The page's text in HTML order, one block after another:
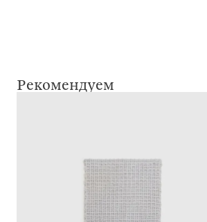
Рекомендуем